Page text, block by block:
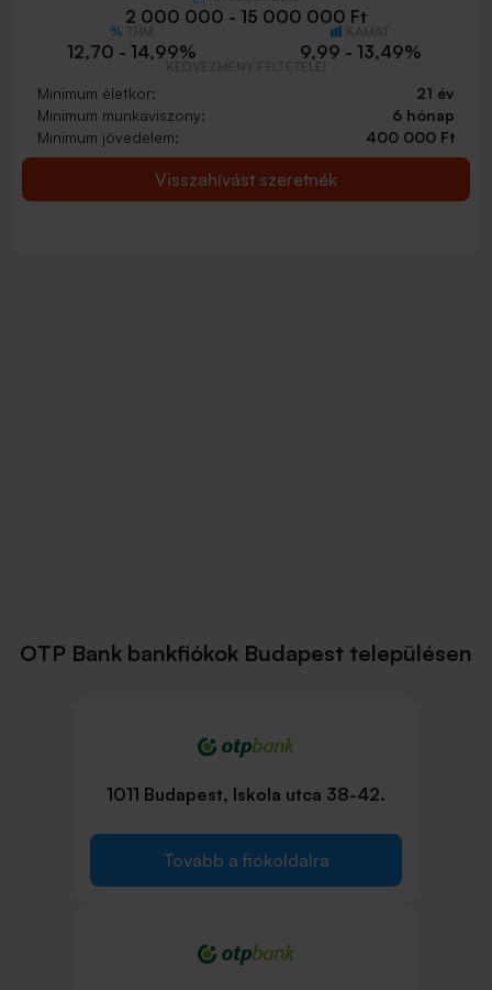
2 000 000 - 15 000 000 Ft
12,70 - 14,99% 9,99 - 13,49%
Minimum életkor:
21 év
Minimum munkaviszony:
6 hónap
Minimum jövedelem:
400 000 Ft
Visszahívást szeretnék
OTP Bank bankfiókok Budapest településen
1011 Budapest, Iskola utca 38-42.
Tovább a fiókoldalra